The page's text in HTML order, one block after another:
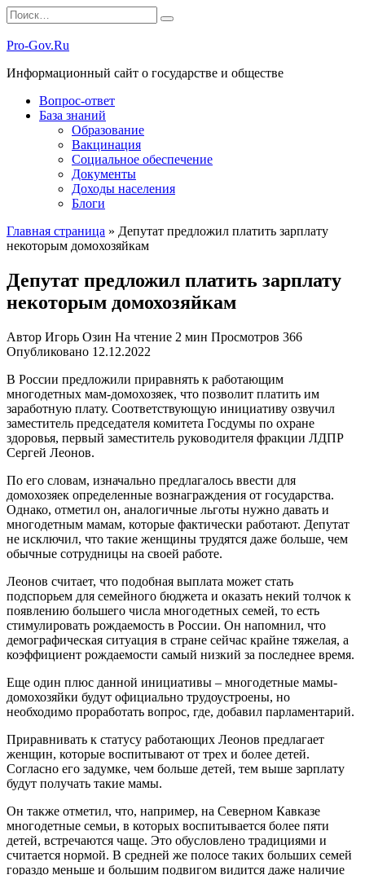
Перейти
к
содержанию
Search
for:
Pro-Gov.Ru
Информационный сайт о государстве и обществе
Вопрос-ответ
База знаний
Образование
Вакцинация
Социальное обеспечение
Документы
Доходы населения
Блоги
Главная страница » Депутат предложил платить зарплату
некоторым домохозяйкам
Депутат предложил платить зарплату
некоторым домохозяйкам
Автор Игорь Озин На чтение 2 мин Просмотров 366
Опубликовано 12.12.2022
В России предложили приравнять к работающим
многодетных мам-домохозяек, что позволит платить им
заработную плату. Соответствующую инициативу озвучил
заместитель председателя комитета Госдумы по охране
здоровья, первый заместитель руководителя фракции ЛДПР
Сергей Леонов.
По его словам, изначально предлагалось ввести для
домохозяек определенные вознаграждения от государства.
Однако, отметил он, аналогичные льготы нужно давать и
многодетным мамам, которые фактически работают. Депутат
не исключил, что такие женщины трудятся даже больше, чем
обычные сотрудницы на своей работе.
Леонов считает, что подобная выплата может стать
подспорьем для семейного бюджета и оказать некий толчок к
появлению большего числа многодетных семей, то есть
стимулировать рождаемость в России. Он напомнил, что
демографическая ситуация в стране сейчас крайне тяжелая, а
коэффициент рождаемости самый низкий за последнее время.
Еще один плюс данной инициативы – многодетные мамы-
домохозяйки будут официально трудоустроены, но
необходимо проработать вопрос, где, добавил парламентарий.
Приравнивать к статусу работающих Леонов предлагает
женщин, которые воспитывают от трех и более детей.
Согласно его задумке, чем больше детей, тем выше зарплату
будут получать такие мамы.
Он также отметил, что, например, на Северном Кавказе
многодетные семьи, в которых воспитывается более пяти
детей, встречаются чаще. Это обусловлено традициями и
считается нормой. В средней же полосе таких больших семей
гораздо меньше и большим подвигом видится даже наличие